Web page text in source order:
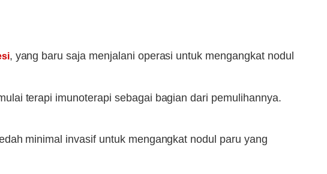
, yang baru saja menjalani operasi untuk mengangkat nodul
terapi imunoterapi sebagai bagian dari pemulihannya.
minimal invasif untuk mengangkat nodul paru yang